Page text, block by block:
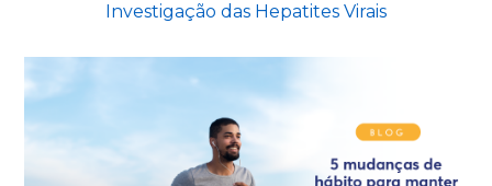
Investigação das Hepatites Virais